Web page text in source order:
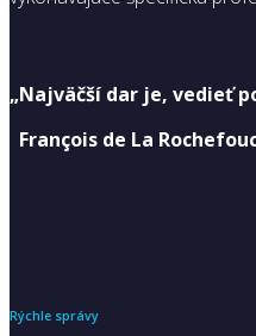
„Najväčší dar je, vedieť
François de La
Rýchle správy